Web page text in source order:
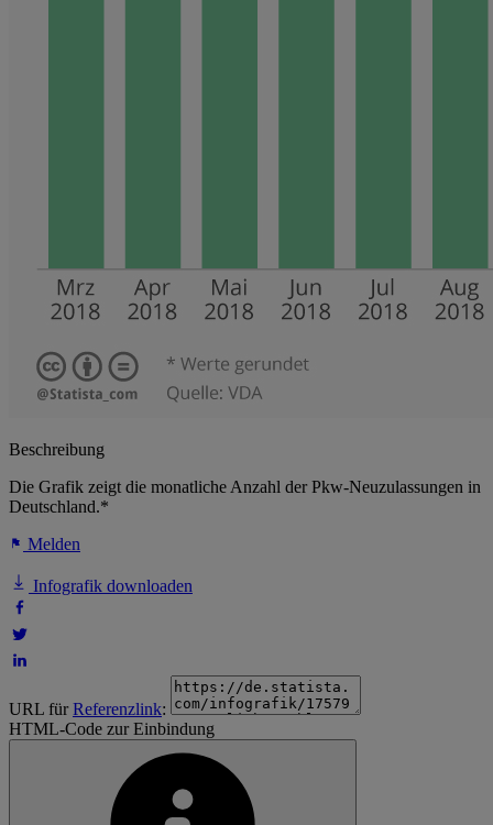
Beschreibung
Die Grafik zeigt die monatliche Anzahl der Pkw-Neuzulassungen in
Deutschland.*
Melden
Infografik downloaden
URL fürReferenzlink:
HTML-Code zur Einbindung